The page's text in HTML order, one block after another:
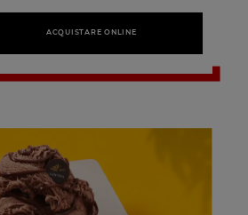
ACQUISTARE ONLINE